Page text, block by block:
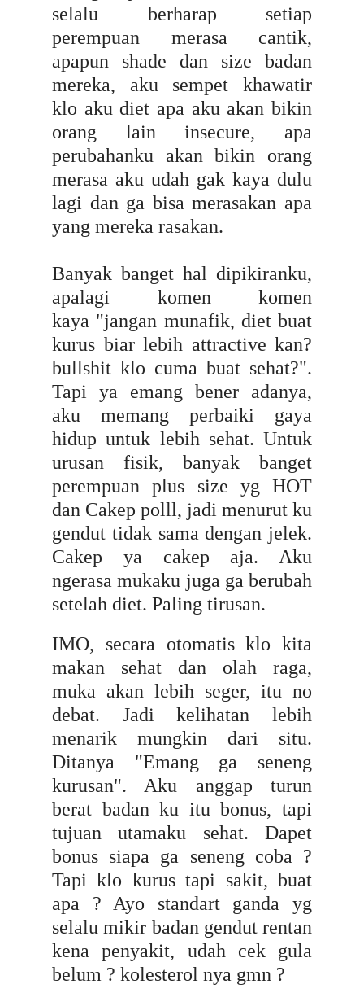
selalu berharap setiap
perempuan merasa cantik,
apapun shade dan size badan
mereka, aku sempet khawatir
klo aku diet apa aku akan bikin
orang lain insecure, apa
perubahanku akan bikin orang
merasa aku udah gak kaya dulu
lagi dan ga bisa merasakan apa
yang mereka rasakan.
Banyak banget hal dipikiranku,
apalagi komen komen
kaya "jangan munafik, diet buat
kurus biar lebih attractive kan?
bullshit klo cuma buat sehat?".
Tapi ya emang bener adanya,
aku memang perbaiki gaya
hidup untuk lebih sehat. Untuk
urusan fisik, banyak banget
perempuan plus size yg HOT
dan Cakep polll, jadi menurut ku
gendut tidak sama dengan jelek.
Cakep ya cakep aja. Aku
ngerasa mukaku juga ga berubah
setelah diet. Paling tirusan.
IMO, secara otomatis klo kita
makan sehat dan olah raga,
muka akan lebih seger, itu no
debat. Jadi kelihatan lebih
menarik mungkin dari situ.
Ditanya "Emang ga seneng
kurusan". Aku anggap turun
berat badan ku itu bonus, tapi
tujuan utamaku sehat. Dapet
bonus siapa ga seneng coba ?
Tapi klo kurus tapi sakit, buat
apa ? Ayo standart ganda yg
selalu mikir badan gendut rentan
kena penyakit, udah cek gula
belum ? kolesterol nya gmn ?